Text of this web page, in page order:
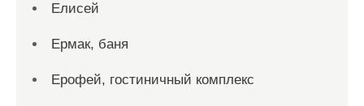
Елисей
Ермак, баня
Ерофей, гостиничный комплекс